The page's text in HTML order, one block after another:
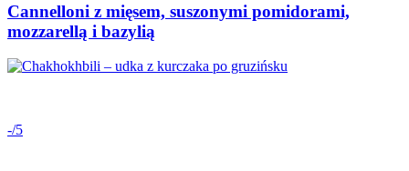
Cannelloni z mięsem, suszonymi pomidorami,
mozzarellą i bazylią
-/5